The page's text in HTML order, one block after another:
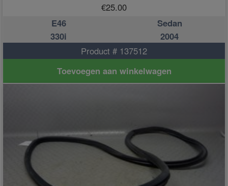
€25.00
E46
Sedan
330i
2004
Product # 137512
Toevoegen aan winkelwagen